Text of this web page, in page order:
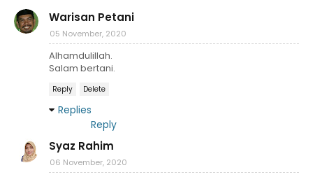
Warisan Petani
05 November, 2020
Alhamdulillah.
Salam bertani.
Reply Delete
Replies
Reply
Syaz Rahim
06 November, 2020